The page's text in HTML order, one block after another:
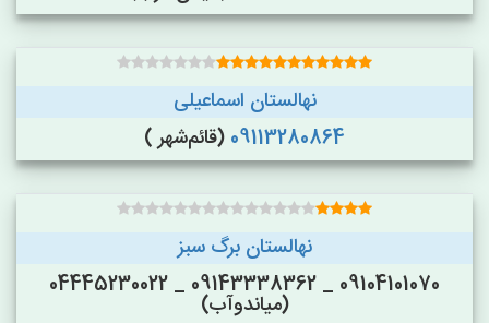
نهالستان اسماعیلی
09113280864 (قائم‌شهر )
نهالستان برگ سبز
09104101070 _ 09143338362 _ 04445230022
(میاندوآب)